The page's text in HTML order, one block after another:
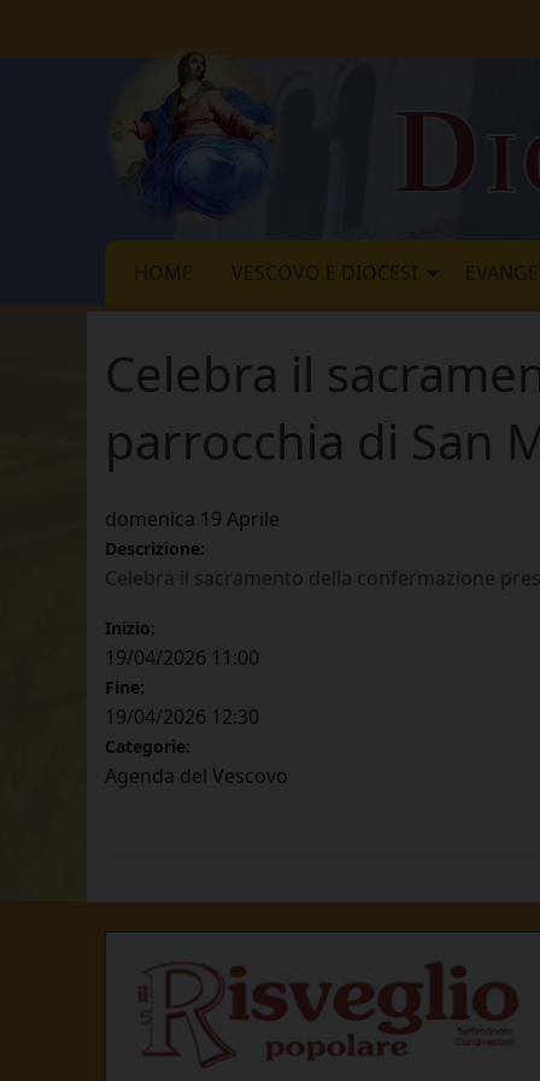
HOME VESCOVO E DIOCESI
Celebra il
parrocchia di San
domenica 19 Aprile
Descrizione:
Celebra il sacramento della confermazione
Inizio:
19/04/2026 11:00
Fine:
19/04/2026 12:30
Categorie:
Agenda del Vescovo